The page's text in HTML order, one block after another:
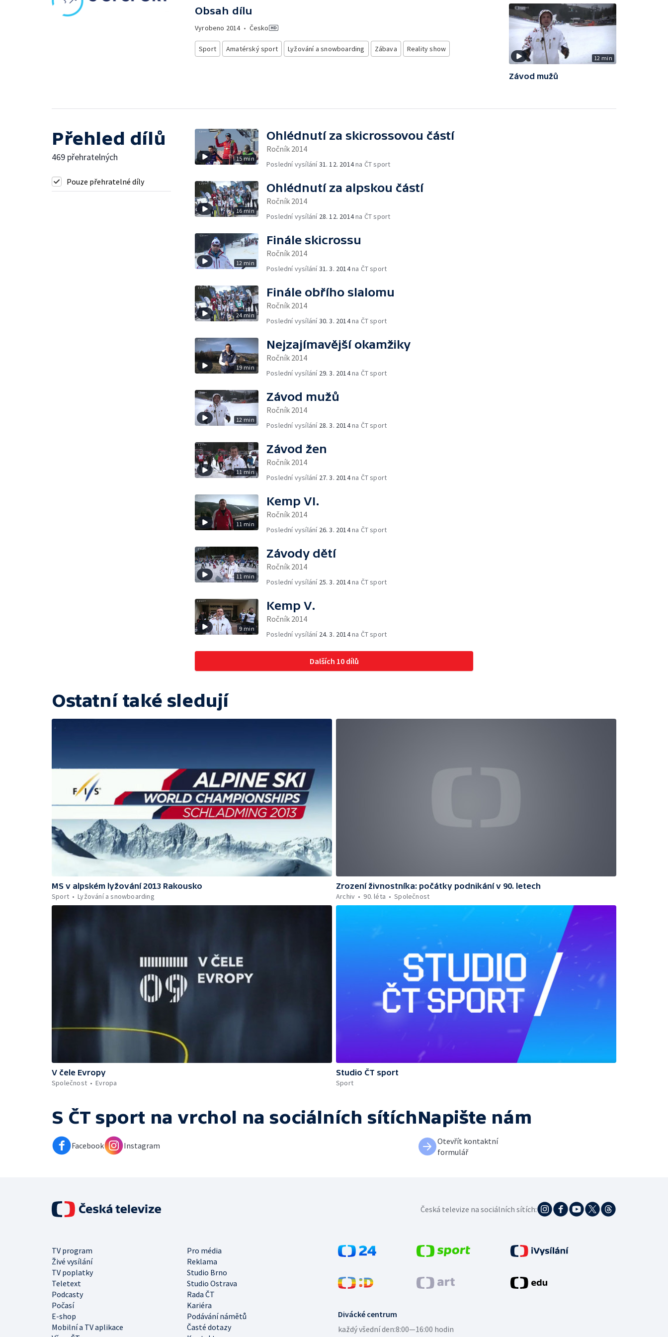
Obsah dílu
Vyrobeno 2014• Česko
Sport Amatérský sport Lyžování a snowboarding Zábava Reality show
12 min
Závod mužů
Přehled dílů
469 přehratelných
Pouze přehratelné díly
15 min
Ohlédnutí za skicrossovou částí
Ročník 2014
Poslední vysílání31. 12. 2014na ČT sport
16 min
Ohlédnutí za alpskou částí
Ročník 2014
Poslední vysílání 28. 12. 2014na ČT sport
12 min
Finále skicrossu
Ročník 2014
Poslední vysílání31. 3. 2014na ČT sport
24 min
Finále obřího slalomu
Ročník 2014
Poslední vysílání30. 3. 2014na ČT sport
19 min
Nejzajímavější okamžiky
Ročník 2014
Poslední vysílání 29. 3. 2014na ČT sport
12 min
Závod mužů
Ročník 2014
Poslední vysílání 28. 3. 2014na ČT sport
11 min
Závod žen
Ročník 2014
Poslední vysílání 27. 3. 2014na ČT sport
11 min
Kemp VI.
Ročník 2014
Poslední vysílání 26. 3. 2014na ČT sport
11 min
Závody dětí
Ročník 2014
Poslední vysílání 25. 3. 2014na ČT sport
9 min
Kemp V.
Ročník 2014
Poslední vysílání 24. 3. 2014na ČT sport
Dalších 10 dílů
Ostatní také sledují
MS v alpském lyžování 2013 Rakousko
Sport
Lyžování a snowboarding
Zrození živnostníka: počátky podnikání v 90. letech
Archiv
90. léta Společnost
V čele Evropy
Společnost
Evropa
Studio ČT sport
Sport
S ČT sport na vrchol na sociálních sítích
Facebook Instagram
Napište nám
Otevřít kontaktní
formulář
Divácké centrum
každý všední den:8:00—16:00 hodin
TV program
Pro média
Živé vysílání
Reklama
TV poplatky
Studio Brno
Teletext
Studio Ostrava
Podcasty
Rada ČT
Počasí
Kariéra
E-shop
Podávání námětů
Mobilní a TV aplikace
Časté dotazy
Česká televize na sociálních sítích: